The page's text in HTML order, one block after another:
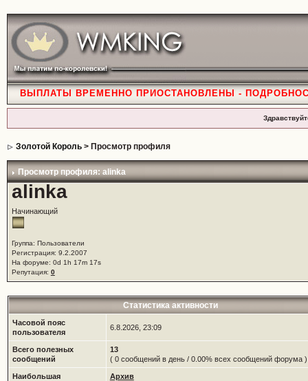
ВЫПЛАТЫ ВРЕМЕННО ПРИОСТАНОВЛЕНЫ -
Золотой Король> Просмотр профиля
Просмотр профиля: alinka
alinka
Начинающий
Группа: Пользователи
Регистрация: 9.2.2007
На форуме: 0d 1h 17m 17s
Репутация: 0
Статистика активности
Часовой пояс
пользователя
6.8.2026, 23:09
Всего полезных
сообщений
13
( 0 сообщений в день / 0.00% всех сообщений форума )
Наибольшая
Архив